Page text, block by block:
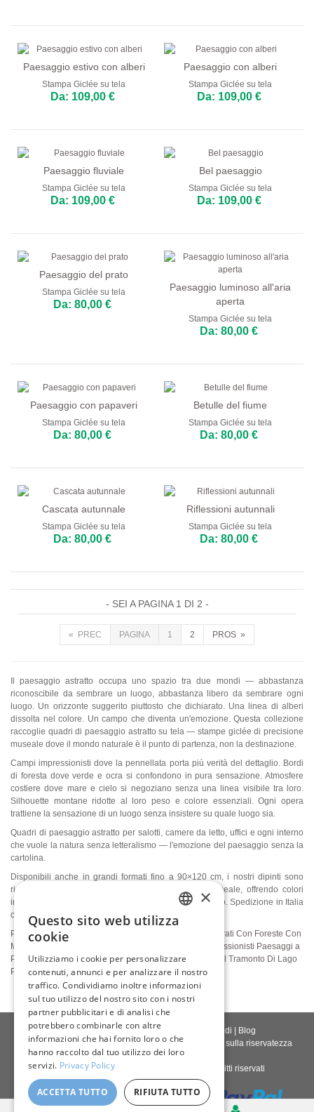
Paesaggio estivo con alberi
Stampa Giclée su tela
Da: 109,00 €
Paesaggio con alberi
Stampa Giclée su tela
Da: 109,00 €
Paesaggio fluviale
Stampa Giclée su tela
Da: 109,00 €
Bel paesaggio
Stampa Giclée su tela
Da: 109,00 €
Paesaggio del prato
Stampa Giclée su tela
Da: 80,00 €
Paesaggio luminoso all'aria
aperta
Stampa Giclée su tela
Da: 80,00 €
Paesaggio con papaveri
Stampa Giclée su tela
Da: 80,00 €
Betulle del fiume
Stampa Giclée su tela
Da: 80,00 €
Cascata autunnale
Stampa Giclée su tela
Da: 80,00 €
Riflessioni autunnali
Stampa Giclée su tela
Da: 80,00 €
- SEI A PAGINA 1 DI 2 -
« PREC PAGINA 1 2 PROS »
Il paesaggio astratto occupa uno spazio tra due mondi — abbastanza
riconoscibile da sembrare un luogo, abbastanza libero da sembrare ogni
luogo. Un orizzonte suggerito piuttosto che dichiarato. Una linea di alberi
dissolta nel colore. Un campo che diventa un'emozione. Questa collezione
raccoglie quadri di paesaggio astratto su tela — stampe giclée di precisione
museale dove il mondo naturale è il punto di partenza, non la destinazione.
Campi impressionisti dove la pennellata porta più verità del dettaglio. Bordi
di foresta dove verde e ocra si confondono in pura sensazione. Atmosfere
costiere dove mare e cielo si negoziano senza una linea visibile tra loro.
Silhouette montane ridotte al loro peso e colore essenziali. Ogni opera
trattiene la sensazione di un luogo senza insistere su quale luogo sia.
Quadri di paesaggio astratto per salotti, camere da letto, uffici e ogni interno
che vuole la natura senza letteralismo — l'emozione del paesaggio senza la
cartolina.
Disponibili anche in grandi formati fino a 90×120 cm, i nostri dipinti sono
riprodotti come stampe Giclée su tela di qualità museale, offrendo colori
intensi, dettagli straordinari e un raffinato effetto pittorico. Spedizione in Italia
con FedEx.
Paesaggi Verticali
Paesaggi Quadrati Con Foreste Con
Montagne
Paesaggi Impressionisti Paesaggi a
PastelloPaesaggi AutunnaliPaesaggi EstiviPaesaggi al Tramonto Di Lago
Paesaggi MinimalistiDi Fiume
Contattaci| Chi siamo|Qualità giclée Accedi
Blog
Politica di consegna |Politica di restituzione Politica sulla riservatezza
Diritto d'autore © 2026 - Tutti i diritti riservati
GERMAN
FRENCH
×
Questo sito web utilizza
cookie
Utilizziamo i cookie per personalizzare
contenuti, annunci e per analizzare il nostro
traffico. Condividiamo inoltre informazioni
sul tuo utilizzo del nostro sito con i nostri
partner pubblicitari e di analisi che
potrebbero combinarle con altre
informazioni che hai fornito loro o che
hanno raccolto dal tuo utilizzo dei loro
servizi. Privacy Policy
ACCETTA TUTTO RIFIUTA TUTTO